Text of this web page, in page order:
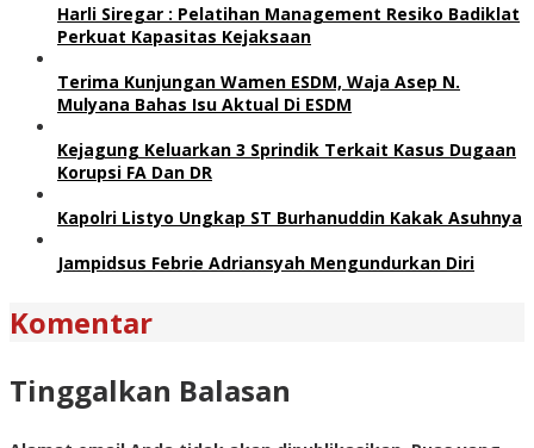
Harli Siregar : Pelatihan Management Resiko Badiklat
Perkuat Kapasitas Kejaksaan
Terima Kunjungan Wamen ESDM, Waja Asep N.
Mulyana Bahas Isu Aktual Di ESDM
Kejagung Keluarkan 3 Sprindik Terkait Kasus Dugaan
Korupsi FA Dan DR
Kapolri Listyo Ungkap ST Burhanuddin Kakak Asuhnya
Jampidsus Febrie Adriansyah Mengundurkan Diri
Komentar
Tinggalkan Balasan